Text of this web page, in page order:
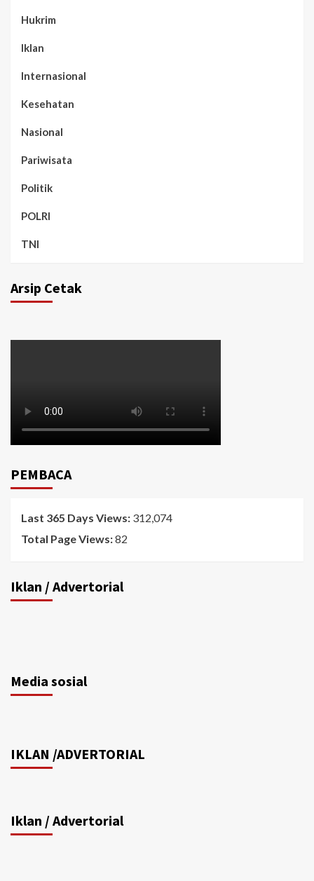
Hukrim
Iklan
Internasional
Kesehatan
Nasional
Pariwisata
Politik
POLRI
TNI
Arsip Cetak
PEMBACA
Last 365 Days Views: 312,074
Total Page Views:82
Iklan / Advertorial
Media sosial
IKLAN /ADVERTORIAL
Iklan / Advertorial